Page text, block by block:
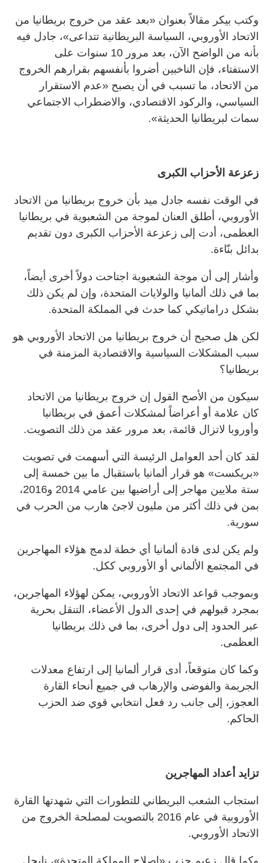
وكتب بيكر مقالاً بعنوان «بعد عقد من خروج بريطانيا من
الاتحاد الأوروبي، السياسة البريطانية تتداعى»، جادل فيه
بأنه من الواضح الآن، بعد مرور 10 سنوات على
الاستفتاء، فإن الناخبين أضروا بأنفسهم بقرارهم الخروج
من الاتحاد، ما تسبب في أن يصبح «عدم الاستقرار
السياسي، والركود الاقتصادي، والاضطراب الاجتماعي
سمات لبريطانيا الحديثة».
زعزعة الأحزاب الكبرى
في الوقت نفسه جادل ميد بأن خروج بريطانيا من الاتحاد
الأوروبي، أطلق العنان لموجة من الشعبوية في بريطانيا
العظمى، أدت إلى زعزعة الأحزاب الكبرى دون تقديم
بدائل بنّاءة.
وأشار إلى أن موجة الشعبوية اجتاحت دولاً أخرى أيضاً،
بما في ذلك ألمانيا والولايات المتحدة، وإن لم يكن ذلك
بشكل دراماتيكي كما حدث في المملكة المتحدة.
لكن هل صحيح أن خروج بريطانيا من الاتحاد الأوروبي هو
سبب المشكلات السياسية والاقتصادية المزمنة في
بريطانيا؟
سيكون من الأصح القول إن خروج بريطانيا من الاتحاد
كان علامة أو أعراضاً لمشكلات أعمق في بريطانيا
وأوروبا لاتزال قائمة، بعد مرور عقد من ذلك التصويت.
لقد كان أحد العوامل الرئيسة التي أسهمت في تصويت
«بريكست» هو قرار ألمانيا باستقبال ما بين خمسة إلى
ستة ملايين مهاجر إلى أراضيها بين عامي 2014 و2016،
بمن في ذلك أكثر من مليون لاجئ هارب من الحرب في
سورية.
ولم يكن لدى قادة ألمانيا أي خطة لدمج هؤلاء المهاجرين
في المجتمع الألماني أو الأوروبي ككل.
وبموجب قواعد الاتحاد الأوروبي، يمكن لهؤلاء المهاجرين،
بمجرد قبولهم في إحدى الدول الأعضاء، التنقل بحرية
عبر الحدود إلى دول أخرى، بما في ذلك بريطانيا
العظمى.
وكما كان متوقعاً، أدى قرار ألمانيا إلى ارتفاع معدلات
الجريمة والفوضى والإرهاب في جميع أنحاء القارة
العجوز، إلى جانب رد فعل انتخابي قوي ضد الحزب
الحاكم.
تزايد أعداد المهاجرين
استجاب الشعب البريطاني للتطورات التي شهدتها القارة
الأوروبية في عام 2016 بالتصويت لمصلحة الخروج من
الاتحاد الأوروبي.
وكما قال زعيم حزب «إصلاح المملكة المتحدة»، نايجل